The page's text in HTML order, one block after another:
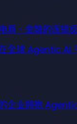
商、金融的连锁
全球 Agentic AI
企业拥抱